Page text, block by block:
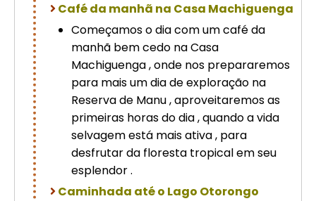
Café da manhã na Casa Machiguenga
Começamos o dia com um café da
manhã bem cedo na Casa
Machiguenga , onde nos prepararemos
para mais um dia de exploração na
Reserva de Manu , aproveitaremos as
primeiras horas do dia , quando a vida
selvagem está mais ativa , para
desfrutar da floresta tropical em seu
esplendor .
Caminhada até o Lago Otorongo